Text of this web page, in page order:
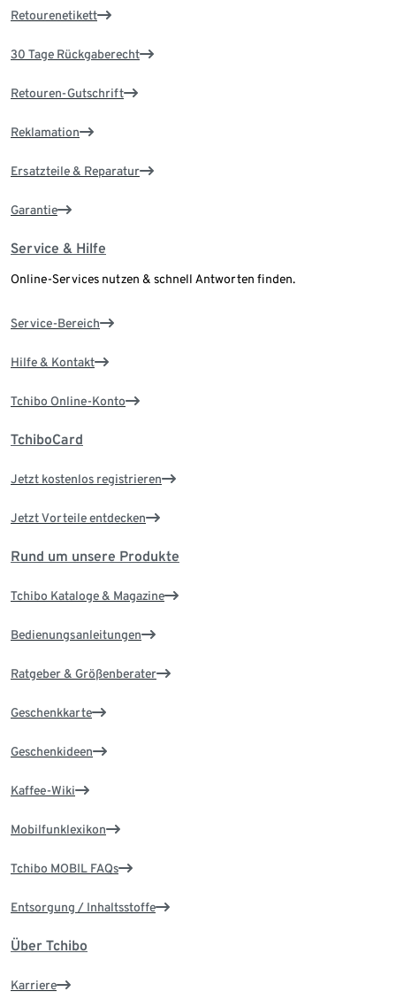
Retourenetikett
30 Tage Rückgaberecht
Retouren-Gutschrift
Reklamation
Ersatzteile & Reparatur
Garantie
Service & Hilfe
Online-Services nutzen & schnell Antworten finden.
Service-Bereich
Hilfe & Kontakt
Tchibo Online-Konto
TchiboCard
Jetzt kostenlos registrieren
Jetzt Vorteile entdecken
Rund um unsere Produkte
Tchibo Kataloge & Magazine
Bedienungsanleitungen
Ratgeber & Größenberater
Geschenkkarte
Geschenkideen
Kaffee-Wiki
Mobilfunklexikon
Tchibo MOBIL FAQs
Entsorgung / Inhaltsstoffe
Über Tchibo
Karriere